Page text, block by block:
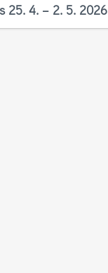
25. 4. – 2. 5. 2026